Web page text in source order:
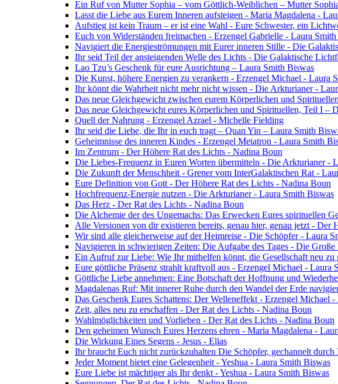
Ein Ruf von Mutter Sophia – vom Göttlich-Weiblichen – Mutter
Lasst die Liebe aus Eurem Inneren aufsteigen - Maria Magdalena -
Aufstieg ist kein Traum – er ist eine Wahl - Eure Schwester, ein
Euch von Widerständen freimachen - Erzengel Gabrielle - Laura
Navigiert die Energieströmungen mit Eurer inneren Stille - Die
Ihr seid Teil der ansteigenden Welle des Lichts - Die Galaktische
Lao Tzu’s Geschenk für eure Ausrichtung – Laura Smith Biswas
Die Kunst, höhere Energien zu verankern - Erzengel Michael - Laura
Ihr könnt die Wahrheit nicht mehr nicht wissen - Die Arkturianer -
Das neue Gleichgewicht zwischen eurem Körperlichen und
Das neue Gleichgewicht eures Körperlichen und Spirituellen, Teil I –
Quell der Nahrung - Erzengel Azrael - Michelle Fielding
Ihr seid die Liebe, die Ihr in euch tragt – Quan Yin – Laura Smith
Geheimnisse des inneren Kindes - Erzengel Metatron - Laura Smith
Im Zentrum - Der Höhere Rat des Lichts - Nadina Boun
Die Liebes-Frequenz in Euren Worten übermitteln - Die Arkturianer -
Die Zukunft der Menschheit - Grener vom InterGalaktischen Rat -
Eure Definition von Gott - Der Höhere Rat des Lichts - Nadina Boun
Hochfrequenz-Energie nutzen - Die Arkturianer - Laura Smith Biswas
Das Herz - Der Rat des Lichts - Nadina Boun
Die Alchemie der des Ungemachs: Das Erwecken Eures spirituellen
Alle Versionen von dir existieren bereits, genau hier, genau jetzt - Der
Wir sind alle gleicherweise auf der Heimreise - Die Schöpfer - Laura
Navigieren in schwierigen Zeiten: Die Aufgabe des Tages - Die
Ein Aufruf zur Liebe: Wie Ihr mithelfen könnt, die Gesellschaft neu
Eure göttliche Präsenz strahlt kraftvoll aus - Erzengel Michael - Laura
Göttliche Liebe annehmen: Eine Botschaft der Hoffnung und
Magdalenas Ruf: Mit innerer Ruhe durch den Wandel der Erde
Das Geschenk Eures Schattens: Der Welleneffekt - Erzengel Michael
Zeit, alles neu zu erschaffen - Der Rat des Lichts - Nadina Boun
Wahlmöglichkeiten und Vorlieben - Der Rat des Lichts - Nadina Boun
Den geheimen Wunsch Eures Herzens ehren - Maria Magdalena -
Die Wirkung Eines Segens - Jesus - Elias
Ihr braucht Euch nicht zurückzuhalten Die Schöpfer, gechannelt
Jeder Moment bietet eine Gelegenheit - Yeshua - Laura Smith Biswas
Eure Liebe ist mächtiger als Ihr denkt - Yeshua - Laura Smith Biswas